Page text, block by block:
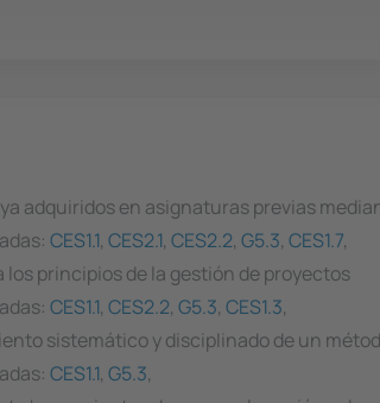
adquiridos en asignaturas previas
CES1.1, CES2.1, CES2.2, G5.3, CES1.7,
principios de la gestión de proyectos
CES1.1, CES2.2, G5.3, CES1.3,
sistemático y disciplinado de un
CES1.1, G5.3,